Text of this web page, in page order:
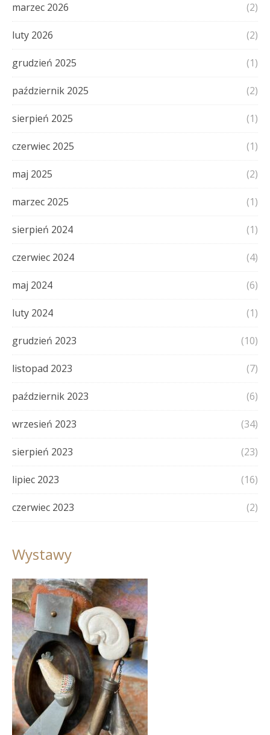
marzec 2026 (2)
luty 2026 (2)
grudzień 2025 (1)
październik 2025 (2)
sierpień 2025 (1)
czerwiec 2025 (1)
maj 2025 (2)
marzec 2025 (1)
sierpień 2024 (1)
czerwiec 2024 (4)
maj 2024 (6)
luty 2024 (1)
grudzień 2023 (10)
listopad 2023 (7)
październik 2023 (6)
wrzesień 2023 (34)
sierpień 2023 (23)
lipiec 2023 (16)
czerwiec 2023 (2)
Wystawy